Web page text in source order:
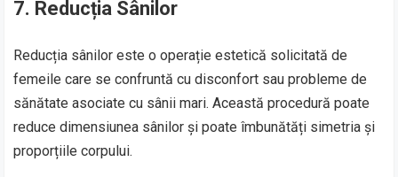
7. Reducția Sânilor
Reducția sânilor este o operație estetică solicitată de
femeile care se confruntă cu disconfort sau probleme de
sănătate asociate cu sânii mari. Această procedură poate
reduce dimensiunea sânilor și poate îmbunătăți simetria și
proporțiile corpului.